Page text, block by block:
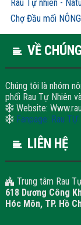
Rau Tự nhiên -
Chợ Đầu mối
VỀ
Chúng tôi là nhóm
phối Rau Tự Nhiên
Website:
Fanpage: Rau
LIÊN HỆ
Trung tâm Rau
618 Dương Công
Hóc Môn, TP. Hồ